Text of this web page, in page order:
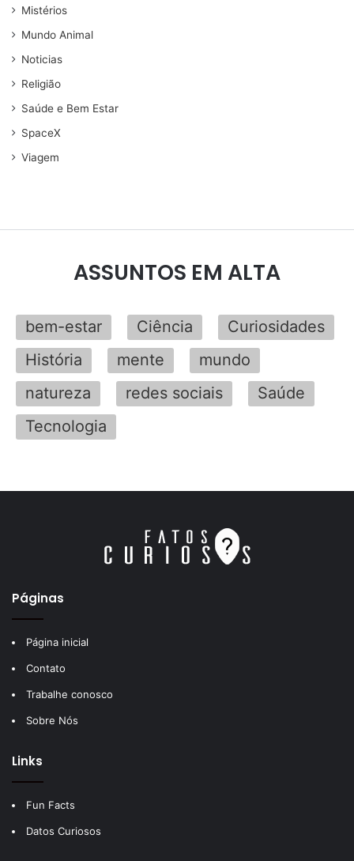
Mistérios
Mundo Animal
Noticias
Religião
Saúde e Bem Estar
SpaceX
Viagem
ASSUNTOS EM ALTA
bem-estar Ciência
Curiosidades
História
mente
mundo
natureza
redes sociais
Saúde
Tecnologia
Páginas
Página inicial
Contato
Trabalhe conosco
Sobre Nós
Links
Fun Facts
Datos Curiosos